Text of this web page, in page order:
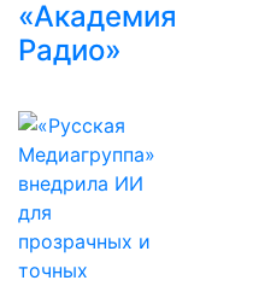
«Академия
Радио»